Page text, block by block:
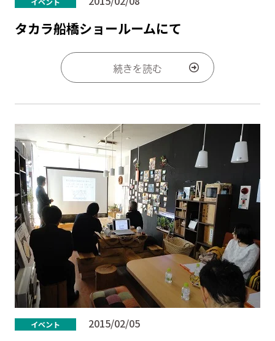
タカラ船橋ショールームにて
続きを読む
イベント 2015/02/05